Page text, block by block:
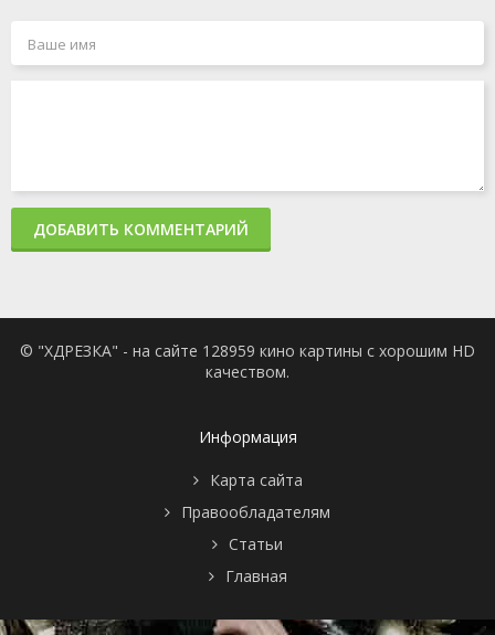
ДОБАВИТЬ КОММЕНТАРИЙ
© "ХДРЕЗКА" - на сайте 128959 кино картины с хорошим HD
качеством.
Информация
Карта сайта
Правообладателям
Статьи
Главная